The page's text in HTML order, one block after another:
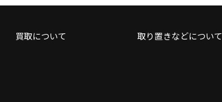
買取について 取り置きなどについて